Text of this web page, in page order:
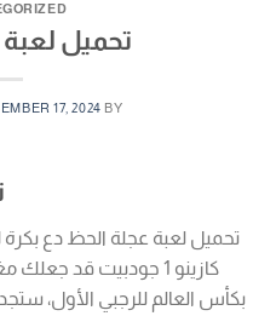
تحميل
17, 2024 BY
تحميل لعبة عجلة الحظ دع
كازينو 1 جودبيت قد
بكأس العالم للرجبي الأول،